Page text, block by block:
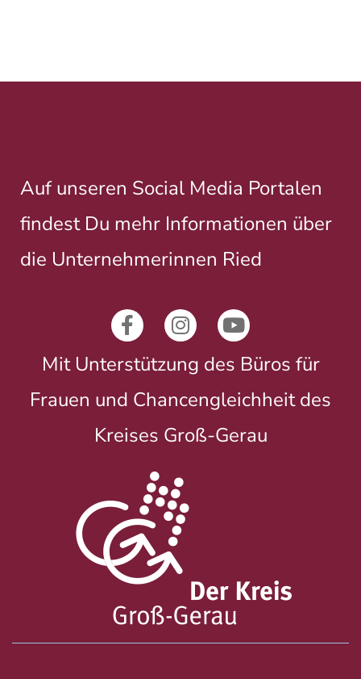
Auf unseren Social Media Portalen
findest Du mehr Informationen über
die Unternehmerinnen Ried
Mit Unterstützung des Büros für
Frauen und Chancengleichheit des
Kreises Groß-Gerau